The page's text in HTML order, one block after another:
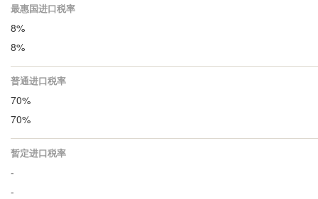
最惠国进口税率
8%
8%
普通进口税率
70%
70%
暂定进口税率
-
-